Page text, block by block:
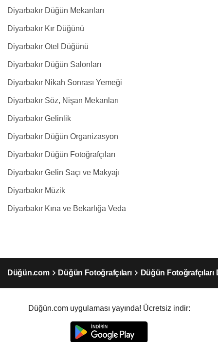
Diyarbakır Düğün Mekanları
Diyarbakır Kır Düğünü
Diyarbakır Otel Düğünü
Diyarbakır Düğün Salonları
Diyarbakır Nikah Sonrası Yemeği
Diyarbakır Söz, Nişan Mekanları
Diyarbakır Gelinlik
Diyarbakır Düğün Organizasyon
Diyarbakır Düğün Fotoğrafçıları
Diyarbakır Gelin Saçı ve Makyajı
Diyarbakır Müzik
Diyarbakır Kına ve Bekarlığa Veda
Düğün.com Düğün Fotoğrafçıları Düğün Fotoğrafçıları
Düğün.com uygulaması yayında! Ücretsiz indir: